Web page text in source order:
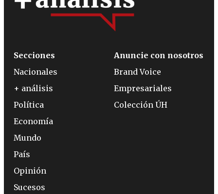
Secciones
Nacionales
+ análisis
Política
Economía
Mundo
País
Opinión
Sucesos
Anuncie con nosotros
Brand Voice
Empresariales
Colección ÚH